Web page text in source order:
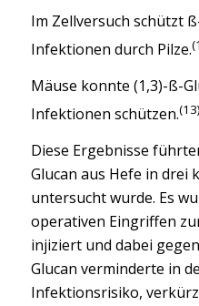
Im Zellversuch schützt
Infektionen durch Pilze.
Mäuse konnte (1,3)-ß-
Infektionen schützen.(13)
Diese Ergebnisse
Glucan aus Hefe in drei
untersucht wurde. Es
operativen Eingriffen
injiziert und dabei
Glucan verminderte in
Infektionsrisiko,